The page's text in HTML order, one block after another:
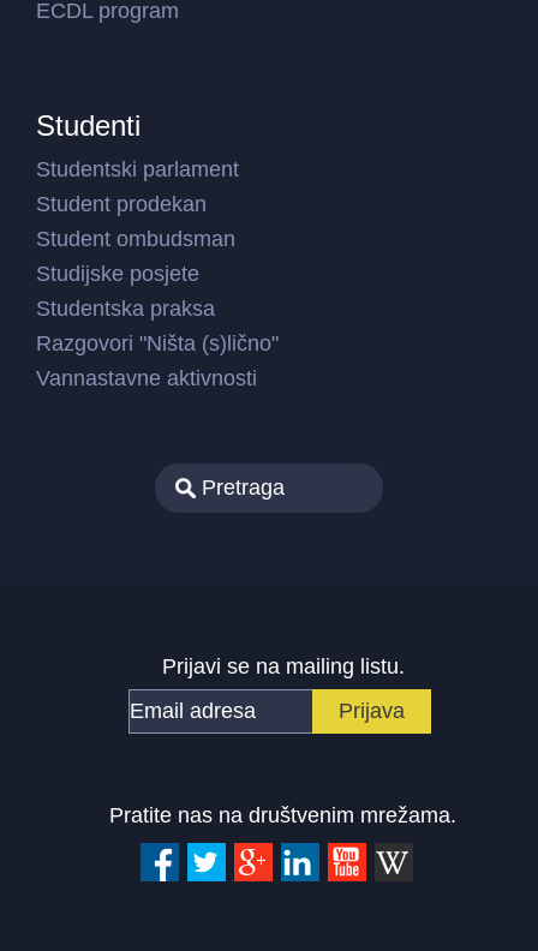
ECDL program
Studenti
Studentski parlament
Student prodekan
Student ombudsman
Studijske posjete
Studentska praksa
Razgovori "Ništa (s)lično"
Vannastavne aktivnosti
Prijavi se na mailing listu.
Pratite nas na društvenim mrežama.